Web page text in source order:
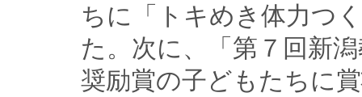
ちに「トキめき体力つ
た。次に、「第７回新
奨励賞の子どもたちに